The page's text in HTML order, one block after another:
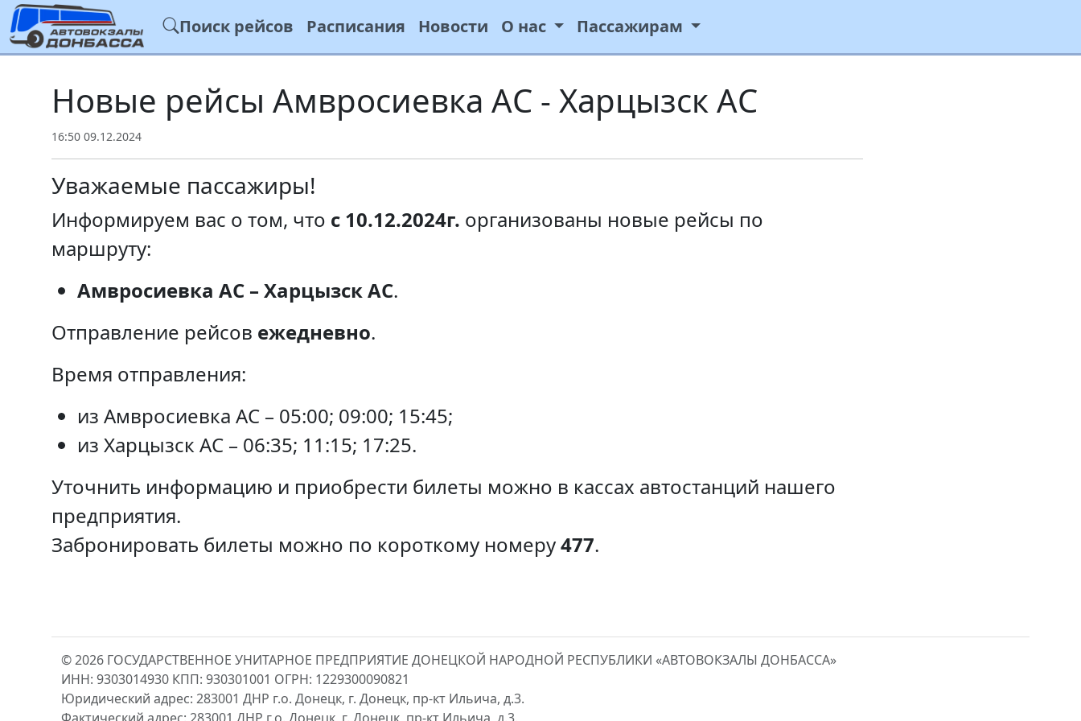
Поиск рейсов Расписания Новости О нас Пассажирам
Новые рейсы Амвросиевка АС - Харцызск АС
16:50 09.12.2024
Уважаемые пассажиры!
Информируем вас о том, что с 10.12.2024г. организованы новые рейсы по
маршруту:
Амвросиевка АС – Харцызск АС.
Отправление рейсов ежедневно.
Время отправления:
из Амвросиевка АС – 05:00; 09:00; 15:45;
из Харцызск АС – 06:35; 11:15; 17:25.
Уточнить информацию и приобрести билеты можно в кассах автостанций нашего
предприятия.
Забронировать билеты можно по короткому номеру477.
© 2026 ГОСУДАРСТВЕННОЕ УНИТАРНОЕ ПРЕДПРИЯТИЕ ДОНЕЦКОЙ НАРОДНОЙ РЕСПУБЛИКИ «АВТОВОКЗАЛЫ ДОНБАССА»
ИНН: 9303014930 КПП: 930301001 ОГРН: 1229300090821
Юридический адрес: 283001 ДНР г.о. Донецк, г. Донецк, пр-кт Ильича, д.3.